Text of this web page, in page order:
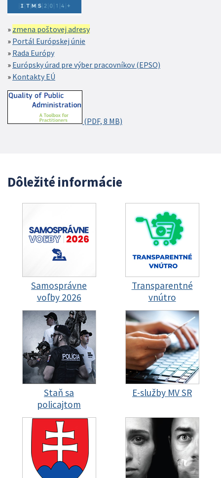
zmena poštovej adresy
Portál Európskej únie
Rada Európy
Európsky úrad pre výber pracovníkov (EPSO)
Kontakty EÚ
(PDF, 8 MB)
Dôležité informácie
Samosprávne
voľby 2026
Transparentné
vnútro
Staň sa
policajtom
E-služby MV SR